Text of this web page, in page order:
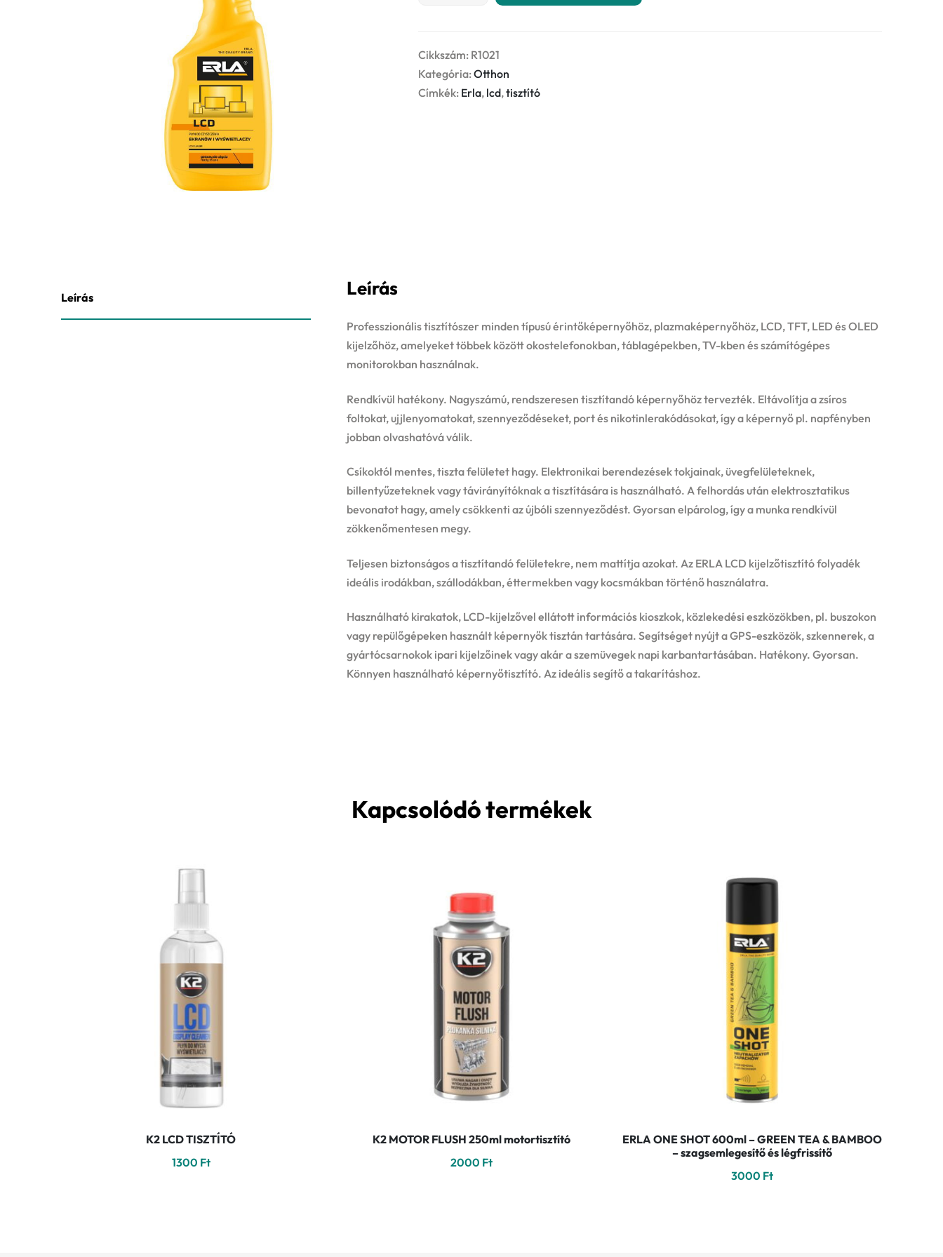
lcd
tisztító
mennyiség
Cikkszám: R1021
Kategória:Otthon
Címkék: Erla, lcd,tisztító
Leírás Leírás
Professzionális tisztítószer minden típusú érintőképernyőhöz, plazmaképernyőhöz, LCD, TFT, LED és OLED
kijelzőhöz, amelyeket többek között okostelefonokban, táblagépekben, TV-kben és számítógépes
monitorokban használnak.
Rendkívül hatékony. Nagyszámú, rendszeresen tisztítandó képernyőhöz tervezték. Eltávolítja a zsíros
foltokat, ujjlenyomatokat, szennyeződéseket, port és nikotinlerakódásokat, így a képernyő pl. napfényben
jobban olvashatóvá válik.
Csíkoktól mentes, tiszta felületet hagy. Elektronikai berendezések tokjainak, üvegfelületeknek,
billentyűzeteknek vagy távirányítóknak a tisztítására is használható. A felhordás után elektrosztatikus
bevonatot hagy, amely csökkenti az újbóli szennyeződést. Gyorsan elpárolog, így a munka rendkívül
zökkenőmentesen megy.
Teljesen biztonságos a tisztítandó felületekre, nem mattítja azokat. Az ERLA LCD kijelzőtisztító folyadék
ideális irodákban, szállodákban, éttermekben vagy kocsmákban történő használatra.
Használható kirakatok, LCD-kijelzővel ellátott információs kioszkok, közlekedési eszközökben, pl. buszokon
vagy repülőgépeken használt képernyők tisztán tartására. Segítséget nyújt a GPS-eszközök, szkennerek, a
gyártócsarnokok ipari kijelzőinek vagy akár a szemüvegek napi karbantartásában. Hatékony. Gyorsan.
Könnyen használható képernyőtisztító. Az ideális segítő a takarításhoz.
Kapcsolódó termékek
K2 LCD TISZTÍTÓ
1300 Ft
K2 MOTOR FLUSH 250ml motortisztító
2000 Ft
ERLA ONE SHOT 600ml – GREEN TEA & BAMBOO
– szagsemlegesítő és légfrissítő
3000 Ft